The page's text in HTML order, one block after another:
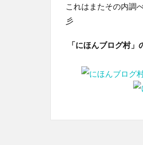
これはまたその内調
彡
「にほんブログ村